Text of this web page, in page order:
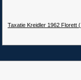
Taxatie Kreidler 1962 Florett